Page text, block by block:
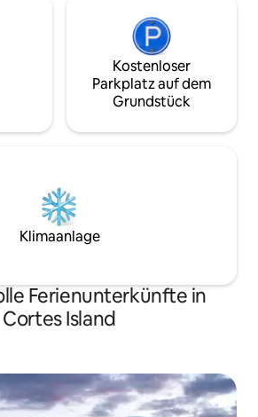
Kostenloser
Parkplatz auf dem
Grundstück
Klimaanlage
Ferienunterkünfte in
Cortes Island